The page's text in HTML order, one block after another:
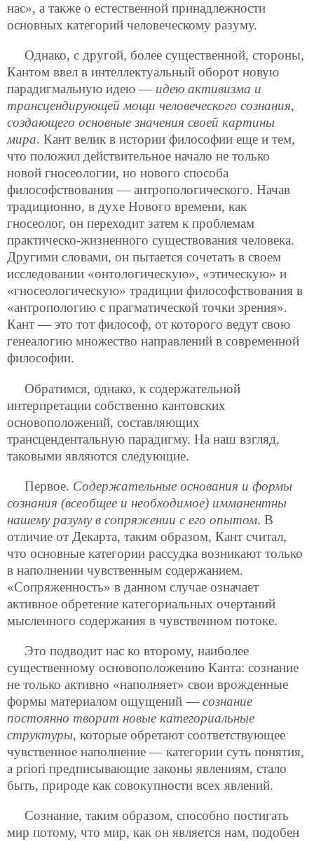
нас», а также о естественной принадлежности
основных категорий человеческому разуму.
Однако, с другой, более существенной, стороны,
Кантом ввел в интеллектуальный оборот новую
парадигмальную идею — идею активизма и
трансцендирующей мощи человеческого сознания,
создающего основные значения своей картины
мира. Кант велик в истории философии еще и тем,
что положил действительное начало не только
новой гносеологии, но нового способа
философствования — антропологического. Начав
традиционно, в духе Нового времени, как
гносеолог, он переходит затем к проблемам
практическо-жизненного существования человека.
Другими словами, он пытается сочетать в своем
исследовании «онтологическую», «этическую» и
«гносеологическую» традиции философствования в
«антропологию с прагматической точки зрения».
Кант — это тот философ, от которого ведут свою
генеалогию множество направлений в современной
философии.
Обратимся, однако, к содержательной
интерпретации собственно кантовских
основоположений, составляющих
трансцендентальную парадигму. На наш взгляд,
таковыми являются следующие.
Первое. Содержательные основания и формы
сознания (всеобщее и необходимое) имманентны
нашему разуму в сопряжении с его опытом. В
отличие от Декарта, таким образом, Кант считал,
что основные категории рассудка возникают только
в наполнении чувственным содержанием.
«Сопряженность» в данном случае означает
активное обретение категориальных очертаний
мысленного содержания в чувственном потоке.
Это подводит нас ко второму, наиболее
существенному основоположению Канта: сознание
не только активно «наполняет» свои врожденные
формы материалом ощущений — сознание
постоянно творит новые категориальные
структуры, которые обретают соответствующее
чувственное наполнение — категории суть понятия,
a priori предписывающие законы явлениям, стало
быть, природе как совокупности всех явлений.
Сознание, таким образом, способно постигать
мир потому, что мир, как он является нам, подобен